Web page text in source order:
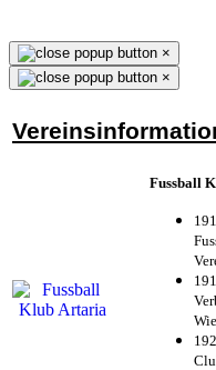
×
×
Fussball